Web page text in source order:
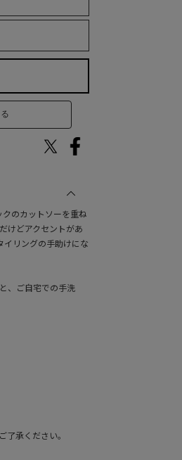
クのカットソーを重ね
けどアクセントがあ
イリングの手助けにな
、ご自宅での手洗
承ください。